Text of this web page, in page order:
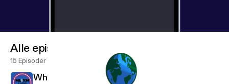
Alle episoder
15 Episoder
What Is M.L.I.Y.M?